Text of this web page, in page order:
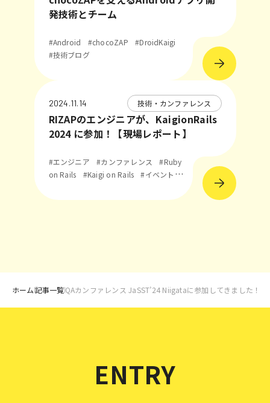
発技術とチーム
#Android #chocoZAP
#DroidKaigi
#技術ブログ
2024.11.14 技術・カンファレンス
RIZAPのエンジニアが、KaigionRails
2024 に参加！【現場レポート】
#エンジニア #カンファレンス
#Ruby
on Rails
#Kaigi on Rails
#イベントレ
ホーム記事一覧QAカンファレンス JaSST’24 Niigataに参加してきました！
ENTRY